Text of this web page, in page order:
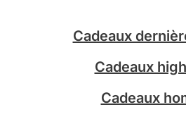
r
a
m
Cadeaux
Cadeaux
Cadeaux